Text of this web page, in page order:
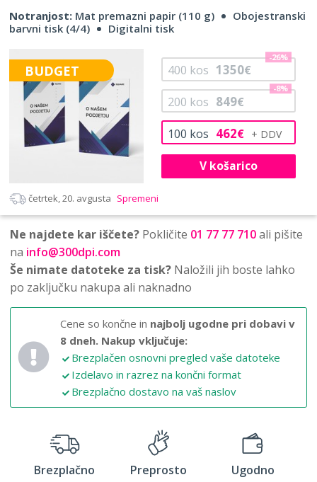
Notranjost: Mat premazni papir (110 g)
Obojestranski
barvni tisk (4/4)
Digitalni tisk
BUDGET
100 kos 462€
200 kos 849€
-8%
400 kos 1350€
-26%
V košarico
četrtek, 20. avgusta Spremeni
Ne najdete kar iščete? Pokličite 01 77 77 710ali pišite
na info@300dpi.com
Še nimate datoteke za tisk? Naložili jih boste lahko
po zaključku nakupa ali naknadno
Cene so končne in najbolj ugodne pri dobavi v
8 dneh. Nakup vključuje:
Brezplačen osnovni pregled vaše datoteke
Izdelavo in razrez na končni format
Brezplačno dostavo na vaš naslov
Brezplačno Preprosto Ugodno